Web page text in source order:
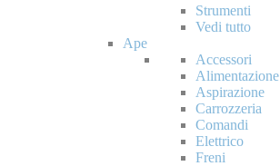
Strumenti
Vedi tutto
Ape
Accessori
Alimentazione
Aspirazione
Carrozzeria
Comandi
Elettrico
Freni